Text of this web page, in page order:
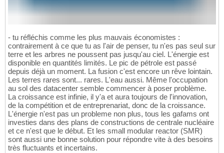
- tu réfléchis comme les plus mauvais économistes :
contrairement à ce que tu as l'air de penser, tu n'es pas seul sur
terre et les arbres ne poussent pas jusqu'au ciel. L'énergie est
disponible en quantités limités. Le pic de pétrole est passé
depuis déjà un moment. La fusion c'est encore un rêve lointain.
Les terres rares sont... rares. L'eau aussi. Même l'occupation
au sol des datacenter semble commencer à poser problème.
La croissance est infinie, il y'a et aura toujours de l'innovation,
de la compétition et de entreprenariat, donc de la croissance.
L'énergie n'est pas un probleme non plus, tous les gafams ont
investies dans des plans de constructions de centrale nucléaire
et ce n'est que le début. Et les small modular reactor (SMR)
sont aussi une bonne solution pour répondre vite à des besoins
très fluctuants et incertains.